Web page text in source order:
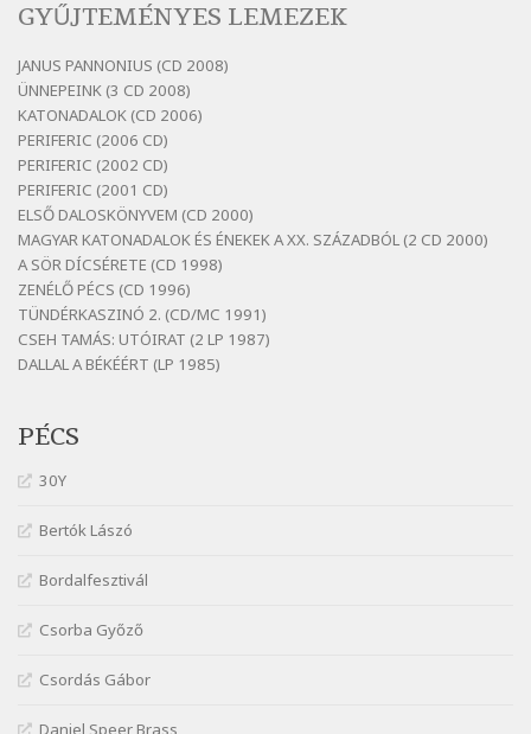
Bertók László: Vásáros
Szélkiáltó
Bertók László: Vizibolt
Szélkiáltó
Bornemissza Endre: Szitakötő
Szélkiáltó
Detlev von Liliencron: Bölcsődal
Szélkiáltó
Fenyvesi Béla: Lesz-e még menedék?
Szélkiáltó
Fenyvesi Béla: Szélkiáltó kánon
Szélkiáltó
Szélkiáltó
Galambosi László: Kalapos
Győri László: Jönnek a törökök
Szélkiáltó
török ellen hadba induló Mátyás királyért
GYŰJTEMÉNYES LEMEZEK
JANUS PANNONIUS (CD 2008)
ÜNNEPEINK (3 CD 2008)
KATONADALOK (CD 2006)
PERIFERIC (2006 CD)
PERIFERIC (2002 CD)
PERIFERIC (2001 CD)
ELSŐ DALOSKÖNYVEM (CD 2000)
MAGYAR KATONADALOK ÉS ÉNEKEK A XX. SZÁZADBÓL (2 CD 2000)
A SÖR DÍCSÉRETE (CD 1998)
ZENÉLŐ PÉCS (CD 1996)
TÜNDÉRKASZINÓ 2. (CD/MC 1991)
CSEH TAMÁS: UTÓIRAT (2 LP 1987)
DALLAL A BÉKÉÉRT (LP 1985)
PÉCS
30Y
Bertók Lászó
Bordalfesztivál
Csorba Győző
Csordás Gábor
Daniel Speer Brass